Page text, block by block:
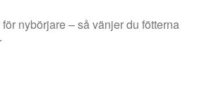
nybörjare – så vänjer du fötterna